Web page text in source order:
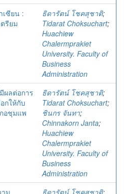
เซียน :
รียม
ธิดารัตน์ โชคสุชาติ;
Tidarat Choksuchart;
Huachiew
Chalermprakiet
University. Faculty of
Business
Administration
ผลต่อการ
กให้กับ
อชุมแพ
ธิดารัตน์ โชคสุชาติ;
Tidarat Choksuchart;
ชินกร จันทา;
Chinnakorn Janta;
Huachiew
Chalermprakiet
University. Faculty of
Business
Administration
ม ธิดารัตน์ โชคสุชาติ;